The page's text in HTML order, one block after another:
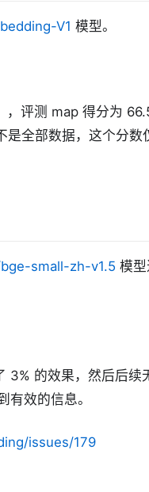
V1 模型。
评测 map 得分为
全部数据，这个分数
bge-small-zh-v1.5 模
3% 的效果，然后后续
效的信息。
issues/179